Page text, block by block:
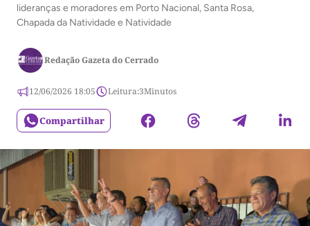
lideranças e moradores em Porto Nacional, Santa Rosa,
Chapada da Natividade e Natividade
Redação Gazeta do Cerrado
12/06/2026 18:05 Leitura:3Minutos
Compartilhar